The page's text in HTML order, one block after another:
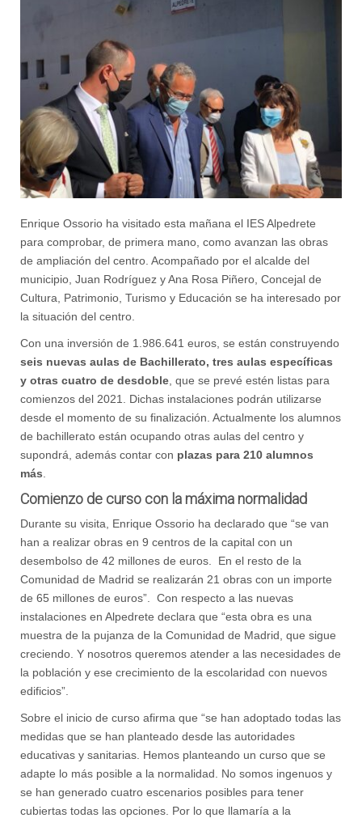
Enrique Ossorio ha visitado esta mañana el IES Alpedrete
para comprobar, de primera mano, como avanzan las obras
de ampliación del centro. Acompañado por el alcalde del
municipio, Juan Rodríguez y Ana Rosa Piñero, Concejal de
Cultura, Patrimonio, Turismo y Educación se ha interesado por
la situación del centro.
Con una inversión de 1.986.641 euros, se están construyendo
seis nuevas aulas de Bachillerato, tres aulas específicas
y otras cuatro de desdoble , que se prevé estén listas para
comienzos del 2021. Dichas instalaciones podrán utilizarse
desde el momento de su finalización. Actualmente los alumnos
de bachillerato están ocupando otras aulas del centro y
supondrá, además contar con plazas para 210 alumnos
más
Comienzo de curso con la máxima normalidad
Durante su visita, Enrique Ossorio ha declarado que “se van
han a realizar obras en 9 centros de la capital con un
desembolso de 42 millones de euros. En el resto de la
Comunidad de Madrid se realizarán 21 obras con un importe
de 65 millones de euros”. Con respecto a las nuevas
instalaciones en Alpedrete declara que “esta obra es una
muestra de la pujanza de la Comunidad de Madrid, que sigue
creciendo. Y nosotros queremos atender a las necesidades de
la población y ese crecimiento de la escolaridad con nuevos
edificios”.
Sobre el inicio de curso afirma que “se han adoptado todas las
medidas que se han planteado desde las autoridades
educativas y sanitarias. Hemos planteando un curso que se
adapte lo más posible a la normalidad. No somos ingenuos y
se han generado cuatro escenarios posibles para tener
cubiertas todas las opciones. Por lo que llamaría a la